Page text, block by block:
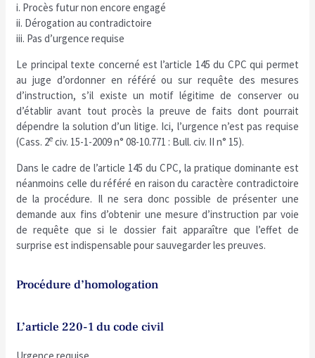
i. Procès futur non encore engagé
ii. Dérogation au contradictoire
iii. Pas d’urgence requise
Le principal texte concerné est l’article 145 du CPC qui permet
au juge d’ordonner en référé ou sur requête des mesures
d’instruction, s’il existe un motif légitime de conserver ou
d’établir avant tout procès la preuve de faits dont pourrait
dépendre la solution d’un litige. Ici, l’urgence n’est pas requise
(Cass. 2e civ. 15-1-2009 n° 08-10.771 : Bull. civ. II n° 15).
Dans le cadre de l’article 145 du CPC, la pratique dominante est
néanmoins celle du référé en raison du caractère contradictoire
de la procédure. Il ne sera donc possible de présenter une
demande aux fins d’obtenir une mesure d’instruction par voie
de requête que si le dossier fait apparaître que l’effet de
surprise est indispensable pour sauvegarder les preuves.
Procédure d’homologation
L’article 220-1 du code civil